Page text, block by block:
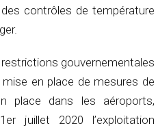
contrôles de température
gouvernementales
en place de mesures de
place dans les aéroports,
juillet 2020 l’exploitation